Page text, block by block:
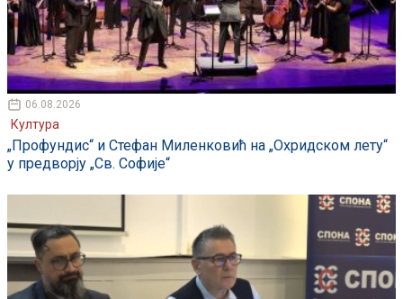
06.08.2026
Култура
„Профундис“ и Стефан Миленковић на „Охридском лету“
у предворју „Св. Софије“